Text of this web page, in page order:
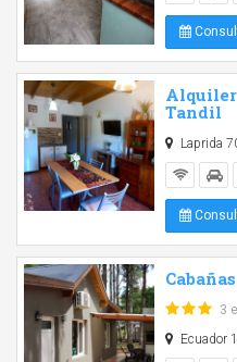
Tandil
Laprida
3
Ecuador